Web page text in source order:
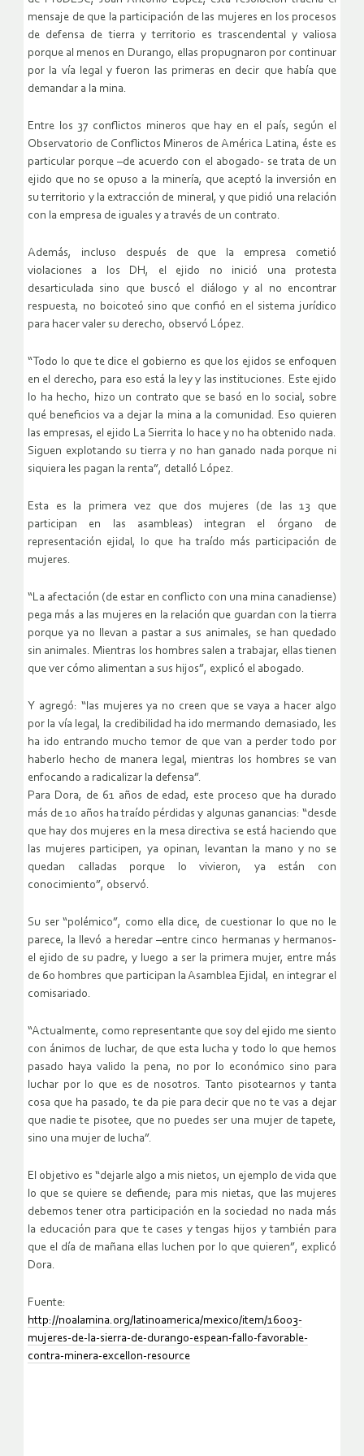
mensaje de que la participación de las mujeres en los procesos
de defensa de tierra y territorio es trascendental y valiosa
porque al menos en Durango, ellas propugnaron por continuar
por la vía legal y fueron las primeras en decir que había que
demandar a la mina.
Entre los 37 conflictos mineros que hay en el país, según el
Observatorio de Conflictos Mineros de América Latina, éste es
particular porque –de acuerdo con el abogado- se trata de un
ejido que no se opuso a la minería, que aceptó la inversión en
su territorio y la extracción de mineral, y que pidió una relación
con la empresa de iguales y a través de un contrato.
Además, incluso después de que la empresa cometió
violaciones a los DH, el ejido no inició una protesta
desarticulada sino que buscó el diálogo y al no encontrar
respuesta, no boicoteó sino que confió en el sistema jurídico
para hacer valer su derecho, observó López.
“Todo lo que te dice el gobierno es que los ejidos se enfoquen
en el derecho, para eso está la ley y las instituciones. Este ejido
lo ha hecho, hizo un contrato que se basó en lo social, sobre
qué beneficios va a dejar la mina a la comunidad. Eso quieren
las empresas, el ejido La Sierrita lo hace y no ha obtenido nada.
Siguen explotando su tierra y no han ganado nada porque ni
siquiera les pagan la renta”, detalló López.
Esta es la primera vez que dos mujeres (de las 13 que
participan en las asambleas) integran el órgano de
representación ejidal, lo que ha traído más participación de
mujeres.
“La afectación (de estar en conflicto con una mina canadiense)
pega más a las mujeres en la relación que guardan con la tierra
porque ya no llevan a pastar a sus animales, se han quedado
sin animales. Mientras los hombres salen a trabajar, ellas tienen
que ver cómo alimentan a sus hijos”, explicó el abogado.
Y agregó: “las mujeres ya no creen que se vaya a hacer algo
por la vía legal, la credibilidad ha ido mermando demasiado, les
ha ido entrando mucho temor de que van a perder todo por
haberlo hecho de manera legal, mientras los hombres se van
enfocando a radicalizar la defensa”.
Para Dora, de 61 años de edad, este proceso que ha durado
más de 10 años ha traído pérdidas y algunas ganancias: “desde
que hay dos mujeres en la mesa directiva se está haciendo que
las mujeres participen, ya opinan, levantan la mano y no se
quedan calladas porque lo vivieron, ya están con
conocimiento”, observó.
Su ser “polémico”, como ella dice, de cuestionar lo que no le
parece, la llevó a heredar –entre cinco hermanas y hermanos-
el ejido de su padre, y luego a ser la primera mujer, entre más
de 60 hombres que participan la Asamblea Ejidal, en integrar el
comisariado.
“Actualmente, como representante que soy del ejido me siento
con ánimos de luchar, de que esta lucha y todo lo que hemos
pasado haya valido la pena, no por lo económico sino para
luchar por lo que es de nosotros. Tanto pisotearnos y tanta
cosa que ha pasado, te da pie para decir que no te vas a dejar
que nadie te pisotee, que no puedes ser una mujer de tapete,
sino una mujer de lucha”.
El objetivo es “dejarle algo a mis nietos, un ejemplo de vida que
lo que se quiere se defiende; para mis nietas, que las mujeres
debemos tener otra participación en la sociedad no nada más
la educación para que te cases y tengas hijos y también para
que el día de mañana ellas luchen por lo que quieren”, explicó
Dora.
Fuente:
http://noalamina.org/latinoamerica/mexico/item/16003-
mujeres-de-la-sierra-de-durango-espean-fallo-favorable-
contra-minera-excellon-resource